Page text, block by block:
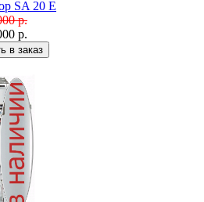
р.
р.